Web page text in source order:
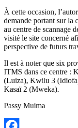
À cette occasion,
demande portant sur la
au centre de scannage
visité le site concerné
perspective de futurs
Il est à noter que six
ITMS dans ce centre :
(Luiza), Kwilu 3
Kasaï 2 (Mweka).
Passy Muima